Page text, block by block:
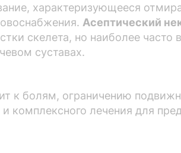
характеризующееся
Асептический
скелета, но наиболее часто
суставах.
к болям, ограничению
комплексного лечения для